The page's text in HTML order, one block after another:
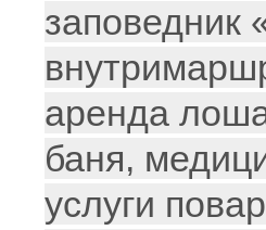
заповедник
аренда
баня,
услуги